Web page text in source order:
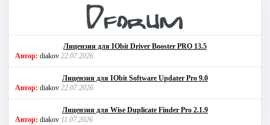
Лицензия для IObit Driver Booster PRO 13.5
Автор: diakov 22.07.2026
Лицензия для IObit Software Updater Pro 9.0
Автор: diakov 22.07.2026
Лицензия для Wise Duplicate Finder Pro 2.1.9
Автор: diakov 11.07.2026